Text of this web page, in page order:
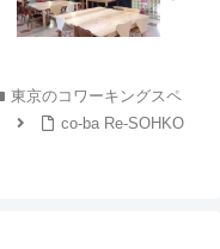
東京のコワーキングスペ
co-ba Re-SOHKO